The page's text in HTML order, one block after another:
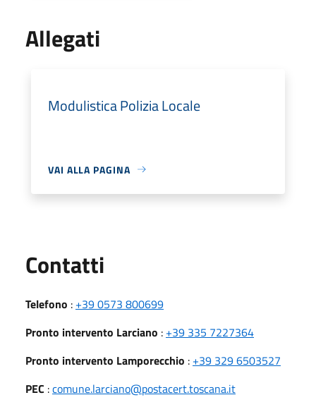
Allegati
Modulistica Polizia Locale
VAI ALLA PAGINA
Contatti
Telefono : +39 0573 800699
Pronto intervento Larciano : +39 335 7227364
Pronto intervento Lamporecchio : +39 329 6503527
PEC :comune.larciano@postacert.toscana.it